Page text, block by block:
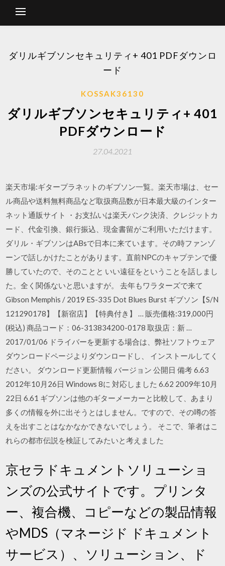
ダリルギブソンセキュリティ+ 401 PDFダウンロ
ード
KOSSAK36130
ダリルギブソンセキュリティ+ 401
PDFダウンロード
27.04.2021
楽天市場:ギタープラネットのギブソン一覧。楽天市場は、セー
ル商品や送料無料商品など取扱商品数が日本最大級のインター
ネット通販サイト ・お支払いは楽天バンク決済、クレジットカ
ード、代金引換、銀行振込、現金書留がご利用いただけます。
ダリル・ギブソンはABsで日本に来ています。その時ファンゾ
ーンで話しかけたことがあります。直前NPCのキャプテンで優
勝していたので、そのことと いい遠征をということを話しまし
た。全く関係ないと思いますが。 去年もワラターズで来て
Gibson Memphis / 2019 ES-335 Dot Blues Burst ギブソン【S/N
121290178】【新宿店】【特典付き】 … 販売価格:319,000円
(税込) 商品コード：06-313834200-0178 取扱店：新 …
2017/01/06 ドライバーを更新する場合は、弊社ソフトウェア
ダウンロードページよりダウンロードし、 インストールしてく
ださい。 ダウンロード更新情報 バージョン 公開日 備考 6.63
2012年10月26日 Windows 8に 対応しました 6.62 2009年10月
22日 6.61 ギブソンは他のギターメーカーと比較して、あまり
多くの情報を外に出そうとはしません。ですので、その噂の答
えを出すことはなかなかできないでしょう。 そこで、筆者はこ
れらの都市伝説を検証してみたいと考えました
京セラドキュメントソリューショ
ンズの公式サイトです。プリンタ
ー、複合機、コピーなどの製品情報
やMDS（マネージド ドキュメント
サービス）、ソリューション、ド